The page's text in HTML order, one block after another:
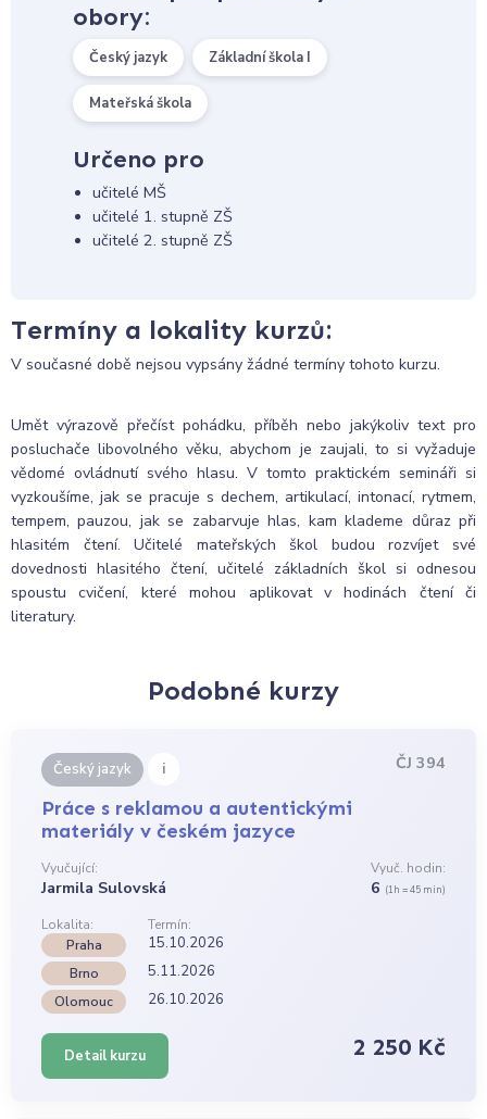
obory:
Český jazyk Základní škola I
Mateřská škola
Určeno pro
učitelé MŠ
učitelé 1. stupně ZŠ
učitelé 2. stupně ZŠ
Termíny a lokality kurzů:
V současné době nejsou vypsány žádné termíny tohoto kurzu.
Umět výrazově přečíst pohádku, příběh nebo jakýkoliv text pro
posluchače libovolného věku, abychom je zaujali, to si vyžaduje
vědomé ovládnutí svého hlasu. V tomto praktickém semináři si
vyzkoušíme, jak se pracuje s dechem, artikulací, intonací, rytmem,
tempem, pauzou, jak se zabarvuje hlas, kam klademe důraz při
hlasitém čtení. Učitelé mateřských škol budou rozvíjet své
dovednosti hlasitého čtení, učitelé základních škol si odnesou
spoustu cvičení, které mohou aplikovat v hodinách čtení či
literatury.
Podobné kurzy
Český jazyk i ČJ 394
Práce s reklamou a autentickými
materiály v českém jazyce
Vyučující:
Jarmila Sulovská
Vyuč. hodin:
6 (1h = 45 min)
Lokalita:
Termín:
Praha
15.10.2026
Brno 5.11.2026
Olomouc 26.10.2026
Detail kurzu 2 250 Kč